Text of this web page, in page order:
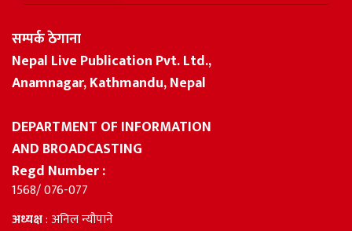
सम्पर्क ठेगाना
Nepal Live Publication Pvt. Ltd.,
Anamnagar, Kathmandu, Nepal
DEPARTMENT OF INFORMATION
AND BROADCASTING
Regd Number :
1568/ 076-077
अध्यक्ष: अनिल न्यौपाने